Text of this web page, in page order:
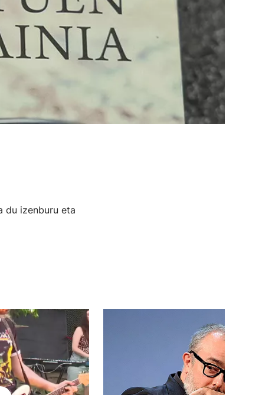
du izenburu eta